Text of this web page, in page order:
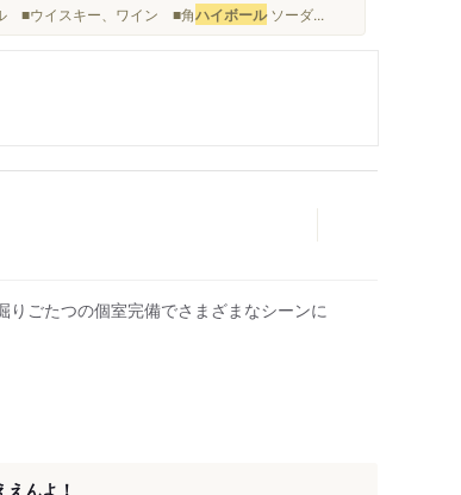
■ウイスキー、ワイン ■角ハイボールソーダ...
ごたつの個室完備でさまざまなシーンに
んよ！